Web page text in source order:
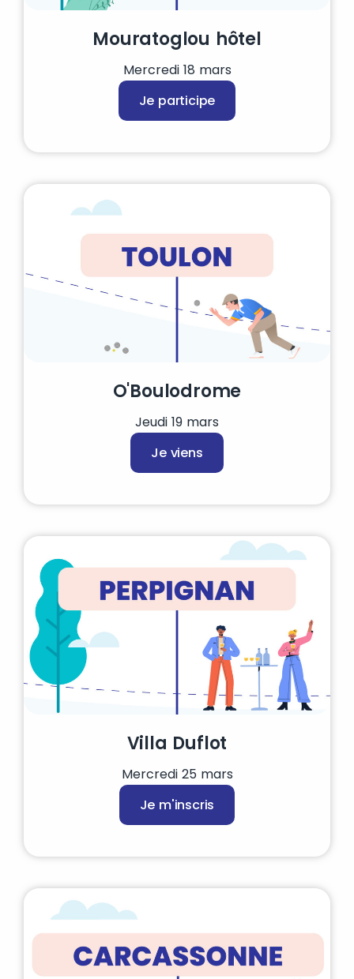
Mouratoglou hôtel
Mercredi 18 mars
Je participe
O'Boulodrome
Jeudi 19 mars
Je viens
Villa Duflot
Mercredi 25 mars
Je m'inscris